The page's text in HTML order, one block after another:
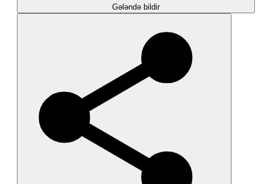
Gələndə bildir